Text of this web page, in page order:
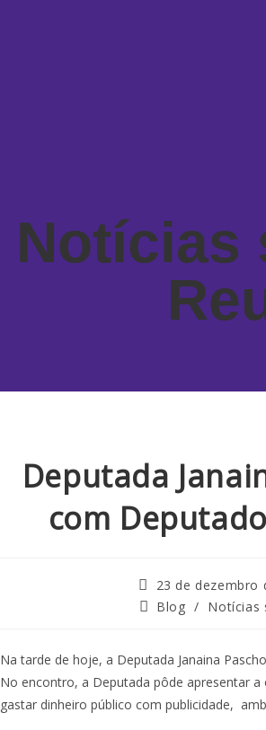
Notícias
Deputada
com
23 de dezembro
Blog / Notícias
Na tarde de hoje, a Deputada Janaina
No encontro, a Deputada pôde apresentar
gastar dinheiro público com publicidade,